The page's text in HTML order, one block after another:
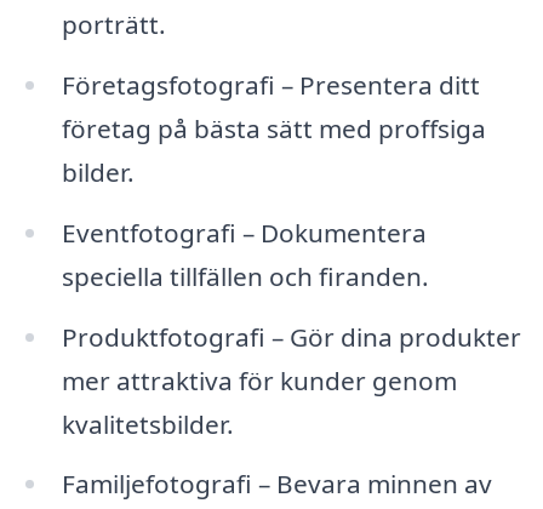
porträtt.
Företagsfotografi – Presentera ditt
företag på bästa sätt med proffsiga
bilder.
Eventfotografi – Dokumentera
speciella tillfällen och firanden.
Produktfotografi – Gör dina produkter
mer attraktiva för kunder genom
kvalitetsbilder.
Familjefotografi – Bevara minnen av